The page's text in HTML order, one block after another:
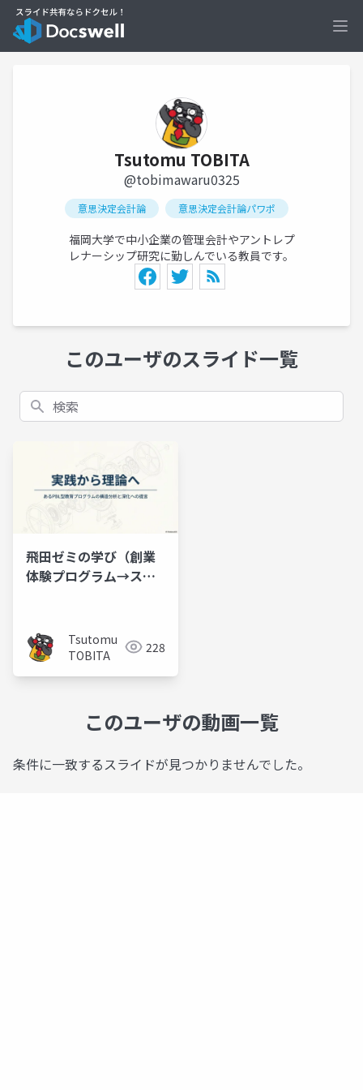
Tsutomu TOBITA
@tobimawaru0325
意思決定会計論 意思決定会計論パワポ
福岡大学で中小企業の管理会計やアントレプ
レナーシップ研究に勤しんでいる教員です。
このユーザのスライド一覧
検索
飛田ゼミの学び（創業
体験プログラム→スプ
Tsutomu
TOBITA
228
このユーザの動画一覧
条件に一致するスライドが見つかりませんでした。